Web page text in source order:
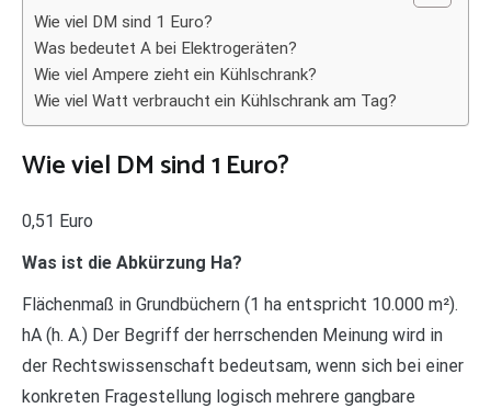
Wie viel DM sind 1 Euro?
Was bedeutet A bei Elektrogeräten?
Wie viel Ampere zieht ein Kühlschrank?
Wie viel Watt verbraucht ein Kühlschrank am Tag?
Wie viel DM sind 1 Euro?
0,51 Euro
Was ist die Abkürzung Ha?
Flächenmaß in Grundbüchern (1 ha entspricht 10.000 m²).
hA (h. A.) Der Begriff der herrschenden Meinung wird in
der Rechtswissenschaft bedeutsam, wenn sich bei einer
konkreten Fragestellung logisch mehrere gangbare